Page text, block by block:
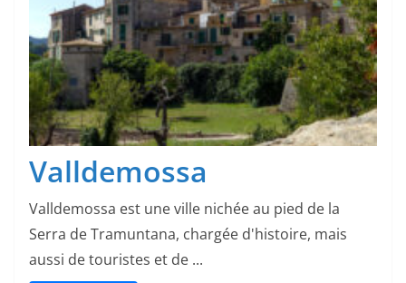
Valldemossa
Valldemossa est une ville nichée au pied de la
Serra de Tramuntana, chargée d'histoire, mais
aussi de touristes et de ...